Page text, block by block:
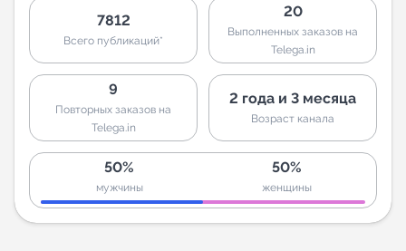
7812
Всего публикаций*
20
Выполненных заказов на
Telega.in
9
Повторных заказов на
Telega.in
2 года и 3 месяца
Возраст канала
50%
мужчины
50%
женщины